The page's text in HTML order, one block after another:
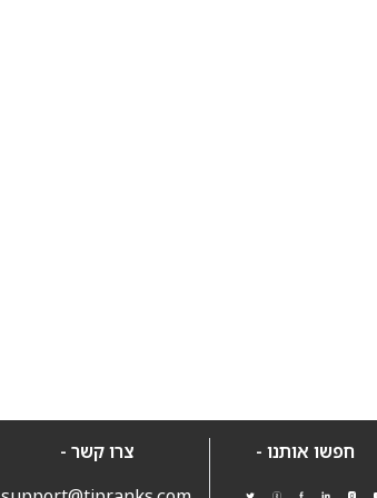
חפשו אותנו -
צרו קשר -